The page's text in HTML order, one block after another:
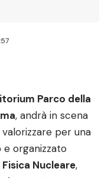
Parco della
, andrà in scena
per una
e organizzato
Nucleare,